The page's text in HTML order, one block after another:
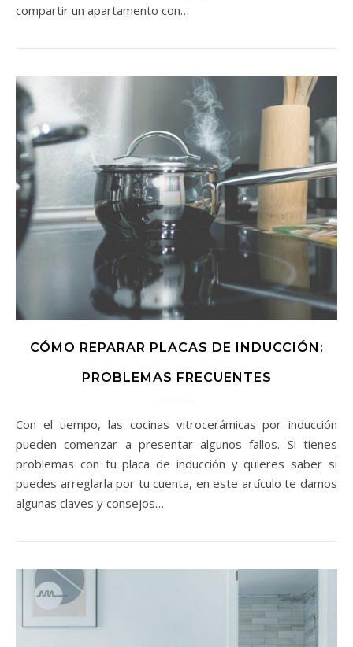
compartir un apartamento con…
CÓMO REPARAR PLACAS DE INDUCCIÓN:
PROBLEMAS FRECUENTES
Con el tiempo, las cocinas vitrocerámicas por inducción
pueden comenzar a presentar algunos fallos. Si tienes
problemas con tu placa de inducción y quieres saber si
puedes arreglarla por tu cuenta, en este artículo te damos
algunas claves y consejos…